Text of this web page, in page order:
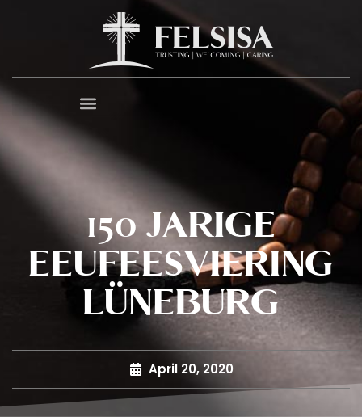
150 JARIGE
EEUFEESVIERING
LÜNEBURG
April 20, 2020